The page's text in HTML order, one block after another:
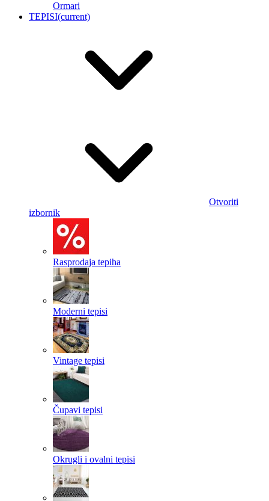
Ormari
TEPISI(current)
Otvoriti
izbornik
Rasprodaja tepiha
Moderni tepisi
Vintage tepisi
Čupavi tepisi
Okrugli i ovalni tepisi